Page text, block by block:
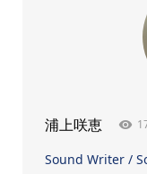
浦上咲恵
Sound Writer /